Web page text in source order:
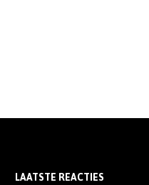
LAATSTE REACTIES